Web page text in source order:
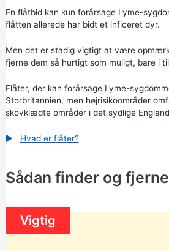
En flåtbid kan kun forårsage Lyme-
flåtten allerede har bidt et inficeret dyr.
Men det er stadig vigtigt at være
fjerne dem så hurtigt som muligt, bare i
Flåter, der kan forårsage Lyme-
Storbritannien, men højrisikoområder
skovklædte områder i det sydlige
Hvad er flåter?
Sådan finder og
Vigtig